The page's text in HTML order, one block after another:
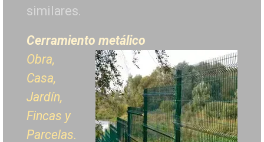
similares.
Cerramiento metálico
Obra,
Casa,
Jardín,
Fincas y
Parcelas.